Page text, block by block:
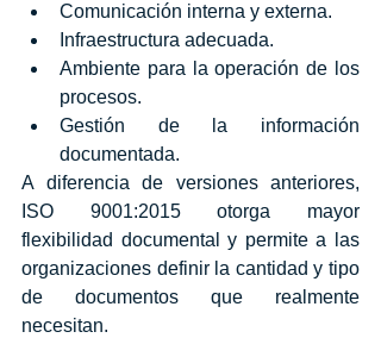
Comunicación interna y externa.
Infraestructura adecuada.
Ambiente para la operación de los
procesos.
Gestión de la información
documentada.
A diferencia de versiones anteriores,
ISO 9001:2015 otorga mayor
flexibilidad documental y permite a las
organizaciones definir la cantidad y tipo
de documentos que realmente
necesitan.